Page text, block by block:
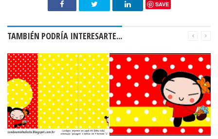
SAVE
TAMBIÉN PODRÍA INTERESARTE...